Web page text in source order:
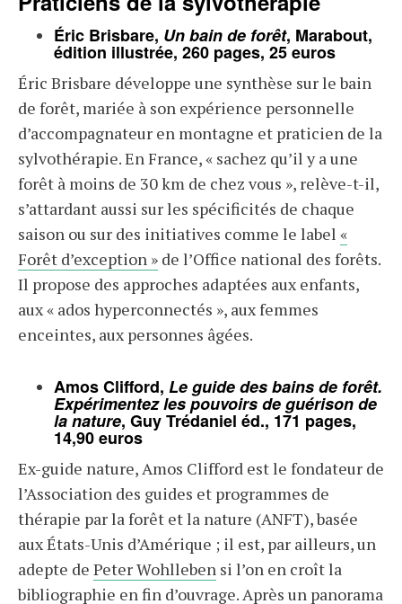
Éric Brisbare, Un bain de forêt, Marabout,
édition illustrée, 260 pages, 25 euros
Éric Brisbare développe une synthèse sur le bain
de forêt, mariée à son expérience personnelle
d’accompagnateur en montagne et praticien de la
sylvothérapie. En France, « sachez qu’il y a une
forêt à moins de 30 km de chez vous », relève-t-il,
s’attardant aussi sur les spécificités de chaque
saison ou sur des initiatives comme le label «
Forêt d’exception » de l’Office national des forêts.
Il propose des approches adaptées aux enfants,
aux « ados hyperconnectés », aux femmes
enceintes, aux personnes âgées.
Amos Clifford, Le guide des bains de forêt.
Expérimentez les pouvoirs de guérison de
la nature, Guy Trédaniel éd., 171 pages,
14,90 euros
Ex-guide nature, Amos Clifford est le fondateur de
l’Association des guides et programmes de
thérapie par la forêt et la nature (ANFT), basée
aux États-Unis d’Amérique ; il est, par ailleurs, un
adepte de Peter Wohlleben si l’on en croît la
bibliographie en fin d’ouvrage. Après un panorama